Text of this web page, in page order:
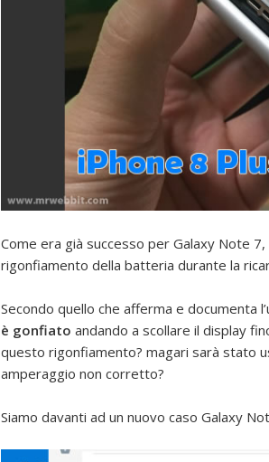
Come era già successo per Galaxy Note
rigonfiamento della batteria durante la
Secondo quello che afferma e documenta
è gonfiato andando a scollare il display
questo rigonfiamento? magari sarà stato
amperaggio non corretto?
Siamo davanti ad un nuovo caso Galaxy